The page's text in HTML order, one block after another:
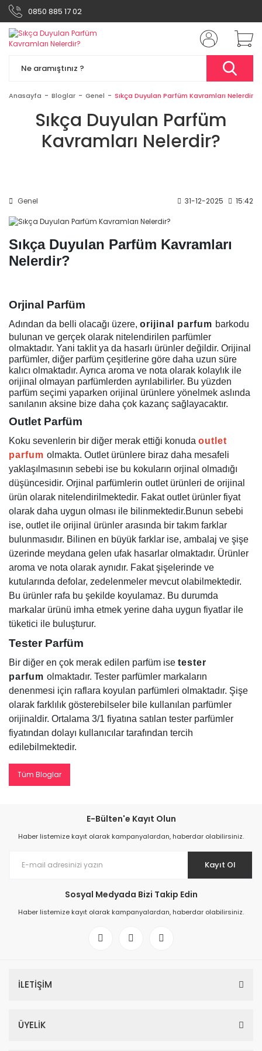
0850 885 17 02
Anasayfa Bloglar Genel Sıkça Duyulan Parfüm Kavramları Nelerdir?
Sıkça Duyulan Parfüm
Kavramları Nelerdir?
Genel 31-12-2025 15:42
Sıkça Duyulan Parfüm Kavramları
Nelerdir?
Orjinal Parfüm
Adından da belli olacağı üzere, orijinal parfum barkodu
bulunan ve gerçek olarak nitelendirilen parfümler
olmaktadır. Yani taklit ya da hasarlı ürünler değildir. Orijinal
parfümler, diğer parfüm çeşitlerine göre daha uzun süre
kalıcı olmaktadır. Ayrıca aroma ve nota olarak kolaylık ile
orijinal olmayan parfümlerden ayrılabilirler. Bu yüzden
parfüm seçimi yaparken orijinal ürünlere yönelmek aslında
sanılanın aksine bize daha çok kazanç sağlayacaktır.
Outlet Parfüm
Koku sevenlerin bir diğer merak ettiği konuda outlet
parfum olmakta. Outlet ürünlere biraz daha mesafeli
yaklaşılmasının sebebi ise bu kokuların orjinal olmadığı
düşüncesidir. Orjinal parfümlerin outlet ürünleri de orijinal
ürün olarak nitelendirilmektedir. Fakat outlet ürünler fiyat
olarak daha uygun olması ile bilinmektedir.Bunun sebebi
ise, outlet ile orijinal ürünler arasında bir takım farklar
bulunmasıdır. Bilinen en büyük farklar ise, ambalaj ve şişe
üzerinde meydana gelen ufak hasarlar olmaktadır. Ürünler
aroma ve nota olarak aynıdır. Fakat şişelerinde ve
kutularında defolar, zedelenmeler mevcut olabilmektedir.
Bu ürünler rafa bu şekilde koyulamaz. Bu durumda
markalar ürünü imha etmek yerine daha uygun fiyatlar ile
tüketici ile buluşturur.
Tester Parfüm
Bir diğer en çok merak edilen parfüm ise tester
parfum olmaktadır. Tester parfümler markaların
denenmesi için raflara koyulan parfümleri olmaktadır. Şişe
olarak farklılık gösterebilseler bile kullanılan parfümler
orijinaldir. Ortalama 3/1 fiyatına satılan tester parfümler
fiyatından dolayı kullanıcılar tarafından tercih
edilebilmektedir.
Tüm Bloglar
E-Bülten'e Kayıt Olun
Haber listemize kayıt olarak kampanyalardan, haberdar olabilirsiniz.
Kayıt Ol
Sosyal Medyada Bizi Takip Edin
Haber listemize kayıt olarak kampanyalardan, haberdar olabilirsiniz.
İLETİŞİM
ÜYELİK